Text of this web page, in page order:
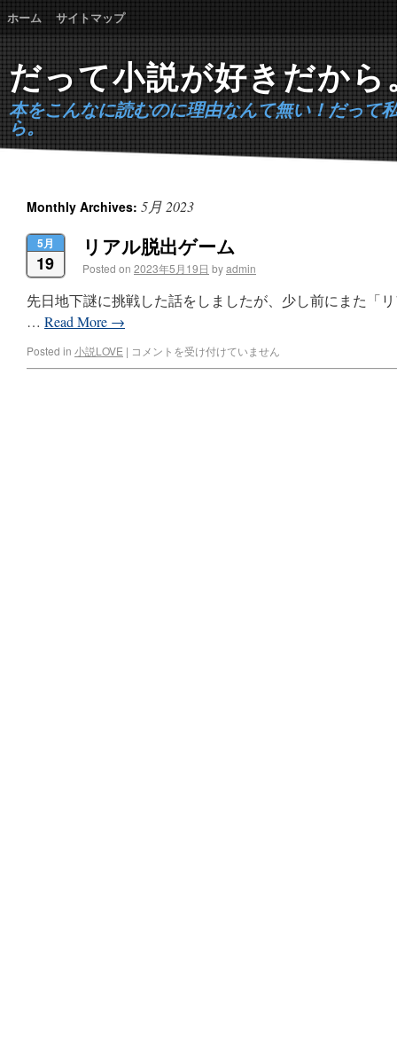
ホーム サイトマップ
だって小説が好きだから
本をこんなに読むのに理由なんて無い！だって
ら。
Monthly Archives: 5月 2023
5月
19
リアル脱出ゲーム
Posted on 2023年5月19日 byadmin
先日地下謎に挑戦した話をしましたが、少し前にまた「
… Read More →
Posted in 小説LOVE | コメントを受け付けていません